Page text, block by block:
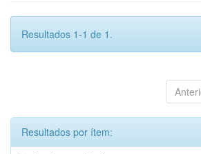
Resultados 1-1 de 1.
Resultados por ítem: